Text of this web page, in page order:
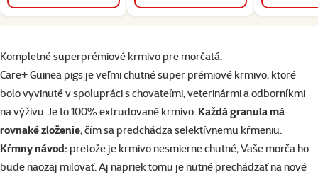
superzoo.product.detail.content
Kompletné superprémiové krmivo pre morčatá.
Care+ Guinea pigs je veľmi chutné super prémiové krmivo, ktoré
bolo vyvinuté v spolupráci s chovateľmi, veterinármi a odborníkmi
na výživu. Je to 100% extrudované krmivo. Každá granula má
rovnaké zloženie, čím sa predchádza selektívnemu kŕmeniu.
Kŕmny návod: pretože je krmivo nesmierne chutné, Vaše morča ho
bude naozaj milovať. Aj napriek tomu je nutné prechádzať na nové